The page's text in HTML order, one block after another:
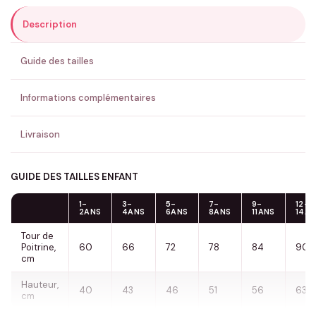
ENVOYER MA DEMANDE ✨
💚 Retour sous 24-48h🇫🇷 Flocage en France✅ Validation avant fabrication
Description
Guide des tailles
Informations complémentaires
Livraison
GUIDE DES TAILLES ENFANT
1-
2ANS
3-
4ANS
5-
6ANS
7-
8ANS
9-
11ANS
12-
Tour de
Poitrine,
cm
60 66 72 78 84 90
Hauteur,
cm
40 43 46 51 56 63